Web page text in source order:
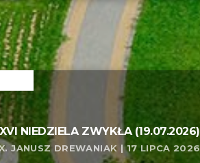
NIEDZIELA ZWYKŁA (19.07.2026)
JANUSZ DREWANIAK | 17 LIPCA 2026